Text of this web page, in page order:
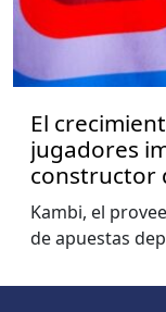
El
jugadores
constructor
niveles,
del Mundo
Kambi, el
de apuestas